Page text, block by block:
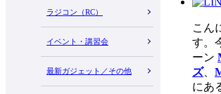
ラジコン（RC）
イベント・講習会
最新ガジェット／その他
こん
す。
ーン
ズ、
にあ